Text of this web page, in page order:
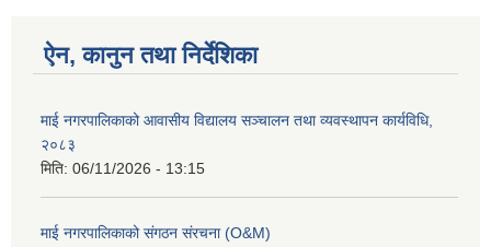
ऐन, कानुन तथा निर्देशिका
माई नगरपालिकाको आवासीय विद्यालय सञ्चालन तथा व्यवस्थापन कार्यविधि,
२०८३
मिति: 06/11/2026 - 13:15
माई नगरपालिकाको संगठन संरचना (O&M)